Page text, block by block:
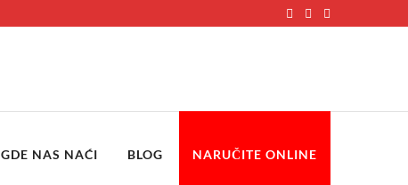
GDE NAS NAĆI BLOG NARUČITE ONLINE